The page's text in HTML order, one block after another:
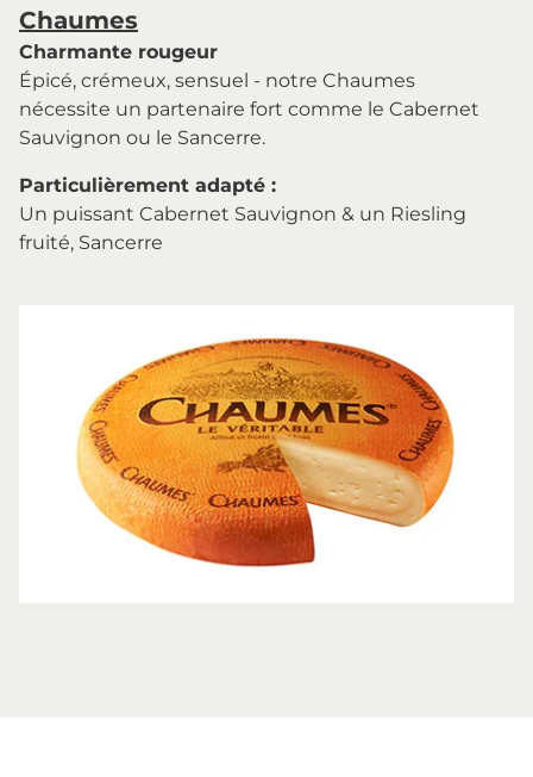
Chaumes
Charmante rougeur
Épicé, crémeux, sensuel - notre Chaumes
nécessite un partenaire fort comme le Cabernet
Sauvignon ou le Sancerre.
Particulièrement adapté :
Un puissant Cabernet Sauvignon & un Riesling
fruité, Sancerre